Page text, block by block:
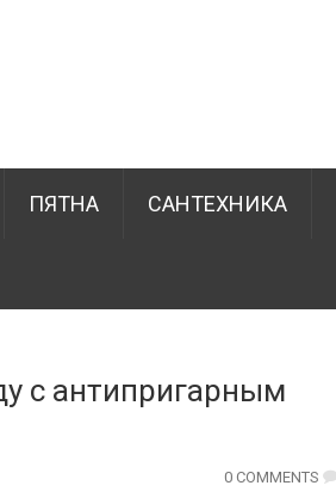
ПЯТНА САНТЕХНИКА
с антипригарным
0 COMMENTS